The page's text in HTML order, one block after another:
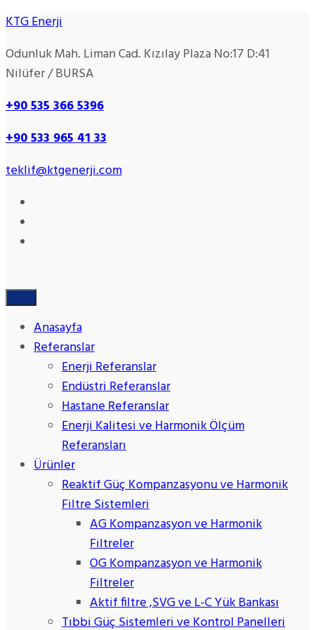
KTG Enerji
Odunluk Mah. Liman Cad. Kızılay Plaza No:17 D:41
Nilüfer / BURSA
+90 535 366 5396
+90533 965 41 33
teklif@ktgenerji.com
Anasayfa
Referanslar
Enerji Referanslar
Endüstri Referanslar
Hastane Referanslar
Enerji Kalitesi ve Harmonik Ölçüm
Referansları
Ürünler
Reaktif Güç Kompanzasyonu ve Harmonik
Filtre Sistemleri
AG Kompanzasyon ve Harmonik
Filtreler
OG Kompanzasyon ve Harmonik
Filtreler
Aktif filtre ,SVG ve L-C Yük Bankası
Tıbbi Güç Sistemleri ve Kontrol Panelleri